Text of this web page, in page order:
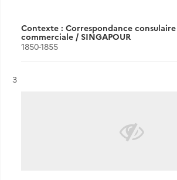
Contexte : Correspondance
commerciale / SINGAPOUR
1850-1855
Résultat n°
3